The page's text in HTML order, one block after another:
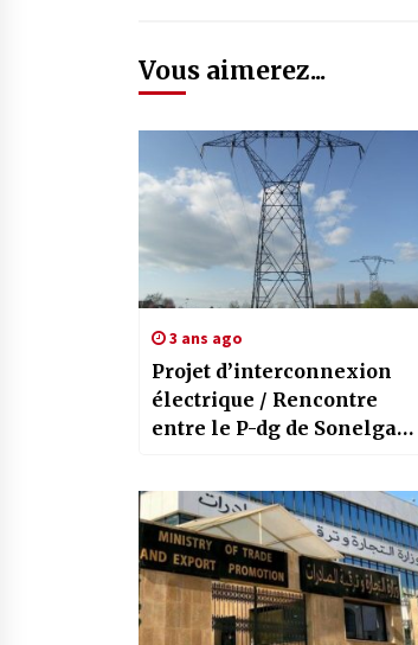
Vous aimerez...
3 ans ago
Projet d’interconnexion
électrique / Rencontre
entre le P-dg de Sonelgaz
en Algérie